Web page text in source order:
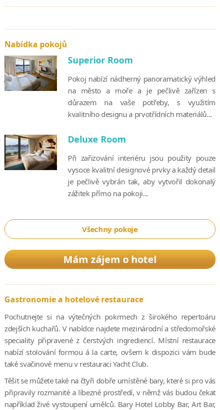
Nabídka pokojů
Superior Room
Pokoj nabízí nádherný panoramatický výhled
na město a moře a je pečlivě zařízen s
důrazem na vaše potřeby, s využitím
kvalitního designu a prvotřídních materiálů...
Deluxe Room
Při zařizování interiéru jsou použity pouze
vysoce kvalitní designové prvky a každý detail
je pečlivě vybrán tak, aby vytvořil dokonalý
zážitek přímo na pokoji...
Všechny pokoje
Mám zájem o hotel
Gastronomie a hotelové restaurace
Pochutnejte si na výtečných pokrmech z širokého repertoáru
zdejších kuchařů. V nabídce najdete mezinárodní a středomořské
speciality připravené z čerstvých ingrediencí. Místní restaurace
nabízí stolování formou á la carte, ovšem k dispozici vám bude
také svačinové menu v restauraci Yacht Club.
Těšit se můžete také na čtyři dobře umístěné bary, které si pro vás
připravily rozmanité a líbezné prostředí, v němž vás budou čekat
například živé vystoupení umělců. Bary Hotel Lobby Bar, Art Bar,